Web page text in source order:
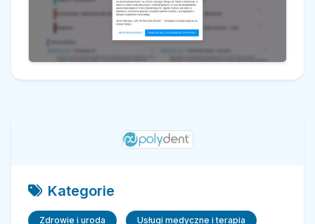
Kategorie
Zdrowie i uroda Usługi medyczne i terapia